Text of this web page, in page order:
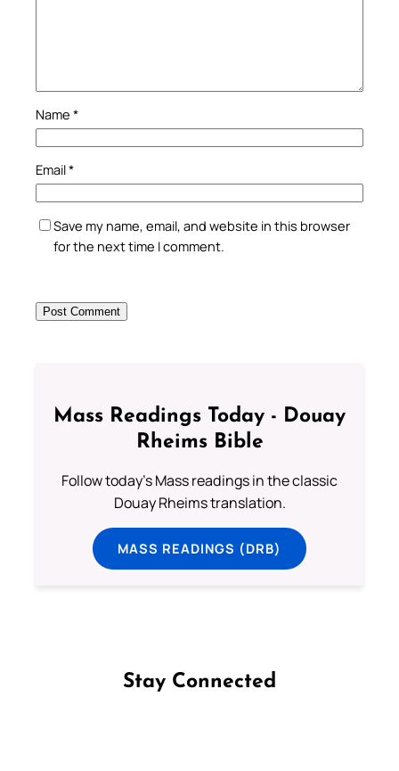
Name *
Email*
Save my name, email, and website in this browser
for the next time I comment.
Mass Readings Today - Douay
Rheims Bible
Follow today's Mass readings in the classic
Douay Rheims translation.
MASS READINGS (DRB)
Stay Connected